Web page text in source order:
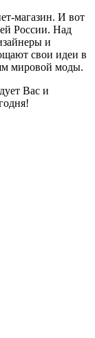
магазин. И вот
России. Над
и
свои идеи в
мировой моды.
Вас и